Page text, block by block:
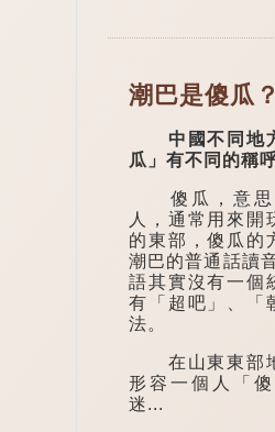
潮巴是傻瓜
中國不同地方
瓜」有不同的稱
傻瓜，意思
人，通常用來開
的東部，傻瓜的
潮巴的普通話讀
語其實沒有一個
有「超吧」、「
法。
在山東東部地
形容一個人「
迷...